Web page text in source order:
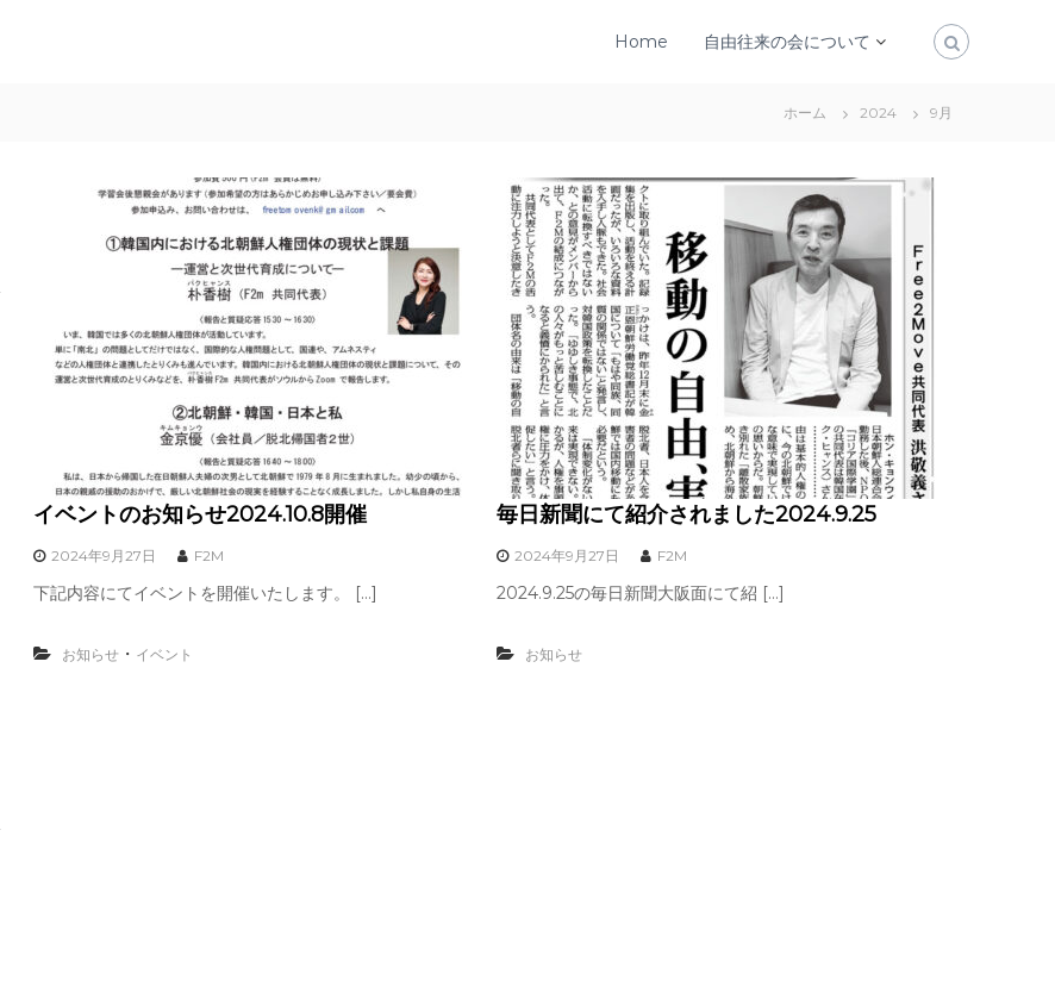
Home 自由往来の会について
ホーム 2024 9月
イベントのお知らせ2024.10.8開催
2024年9月27日 F2M
下記内容にてイベントを開催いたします。 […]
お知らせ ・ イベント
毎日新聞にて紹介されました2024.9.25
2024年9月27日 F2M
2024.9.25の毎日新聞大阪面にて紹 […]
お知らせ